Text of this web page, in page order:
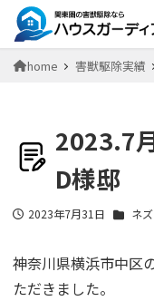
home 害獣駆除実績
2023.7
D様邸
投稿日
2023年7月31日 ネ
神奈川県横浜市中区
ただきました。